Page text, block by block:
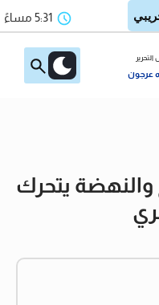
5:31 مساءً
عرجون
يتحرك